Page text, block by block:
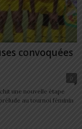
convoquées
0
une nouvelle étape
au tournoi féminin